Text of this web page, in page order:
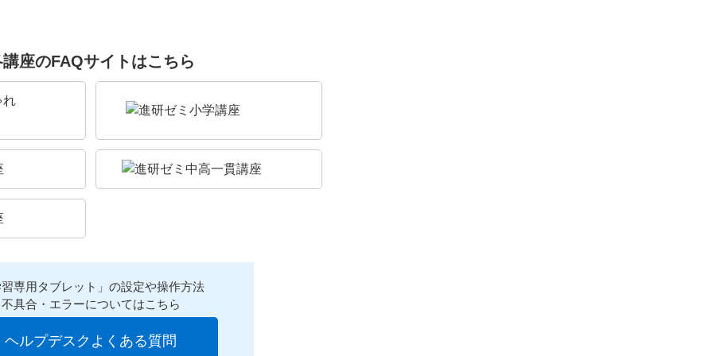
座のFAQサイトはこちら
専用タブレット」の設定や操作方法
不具合・エラーについてはこちら
ヘルプデスクよくある質問